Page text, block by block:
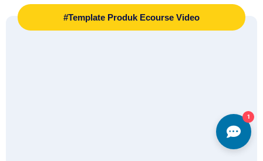
#Template Produk Ecourse Video
1